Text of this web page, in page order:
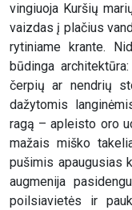
vingiuoja Kuršių
vaizdas į plačius
rytiniame krante.
būdinga
čerpių ar nendrių
dažytomis
ragą – apleisto oro
mažais miško
pušimis apaugusias
augmenija
poilsiavietės ir